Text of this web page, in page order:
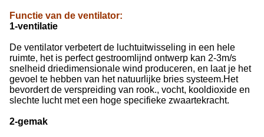
Functie van de ventilator:
1-ventilatie
De ventilator verbetert de luchtuitwisseling in een hele
ruimte, het is perfect gestroomlijnd ontwerp kan 2-3m/s
snelheid driedimensionale wind produceren, en laat je het
gevoel te hebben van het natuurlijke bries systeem.Het
bevordert de verspreiding van rook., vocht, kooldioxide en
slechte lucht met een hoge specifieke zwaartekracht.
2-gemak